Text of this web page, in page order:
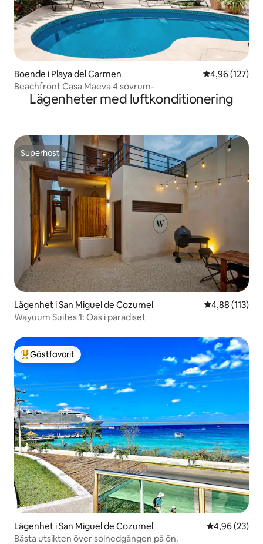
Boende i Playa del Carmen 4,96 av 5 i
4,96 (127)
Beachfront Casa Maeva 4 sovrum-
Lägenheter med luftkonditionering
Superhost
Superhost
Lägenhet i San Miguel de Cozumel 4,88 av 5 i
4,88 (113)
Wayuum Suites 1: Oas i paradiset
Populär gästfavorit
Gästfavorit
Lägenhet i San Miguel de Cozumel 4,96 av 5 i
4,96 (23)
Bästa utsikten över solnedgången på ön.